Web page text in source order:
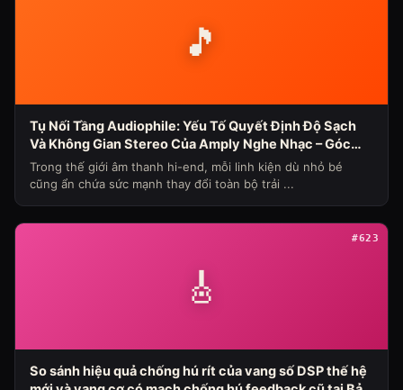
🎵
Tụ Nối Tầng Audiophile: Yếu Tố Quyết Định Độ Sạch
Và Không Gian Stereo Của Amply Nghe Nhạc – Góc
Nhìn Chuyên Gia Từ Bảo Hùng Audio
Trong thế giới âm thanh hi-end, mỗi linh kiện dù nhỏ bé
cũng ẩn chứa sức mạnh thay đổi toàn bộ trải ...
🎸
#623
So sánh hiệu quả chống hú rít của vang số DSP thế hệ